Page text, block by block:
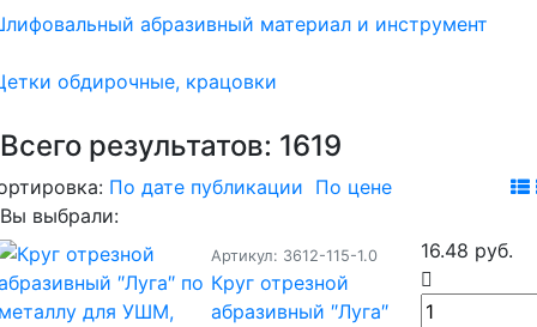
абразивный материал и инструмент
обдирочные, крацовки
Всего результатов: 1619
По дате публикации По цене
Вы выбрали:
Артикул: 3612-115-1.0
Круг отрезной
абразивный ″Луга″
16.48 руб.